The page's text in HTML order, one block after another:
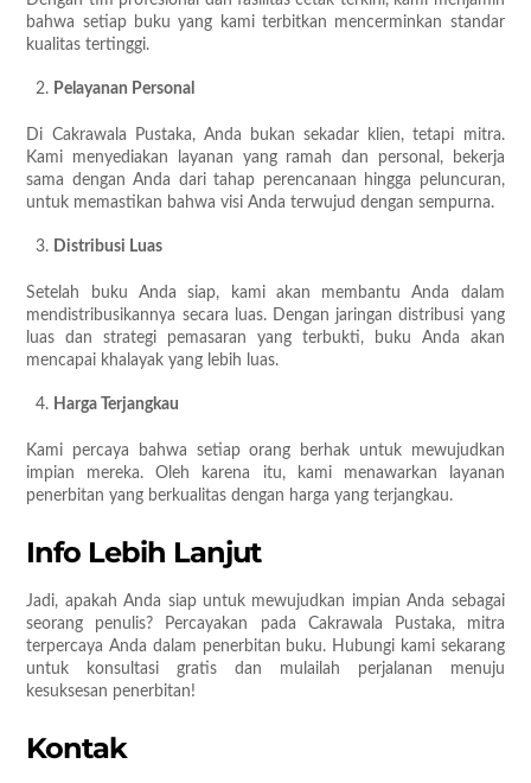
bahwa setiap buku yang kami terbitkan mencerminkan standar
kualitas tertinggi.
Pelayanan Personal
Di Cakrawala Pustaka, Anda bukan sekadar klien, tetapi mitra.
Kami menyediakan layanan yang ramah dan personal, bekerja
sama dengan Anda dari tahap perencanaan hingga peluncuran,
untuk memastikan bahwa visi Anda terwujud dengan sempurna.
Distribusi Luas
Setelah buku Anda siap, kami akan membantu Anda dalam
mendistribusikannya secara luas. Dengan jaringan distribusi yang
luas dan strategi pemasaran yang terbukti, buku Anda akan
mencapai khalayak yang lebih luas.
Harga Terjangkau
Kami percaya bahwa setiap orang berhak untuk mewujudkan
impian mereka. Oleh karena itu, kami menawarkan layanan
penerbitan yang berkualitas dengan harga yang terjangkau.
Info Lebih Lanjut
Jadi, apakah Anda siap untuk mewujudkan impian Anda sebagai
seorang penulis? Percayakan pada Cakrawala Pustaka, mitra
terpercaya Anda dalam penerbitan buku. Hubungi kami sekarang
untuk konsultasi gratis dan mulailah perjalanan menuju
kesuksesan penerbitan!
Kontak